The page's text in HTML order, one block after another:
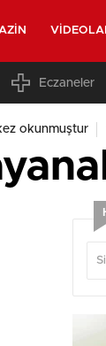
Eczaneler
okunmuştur